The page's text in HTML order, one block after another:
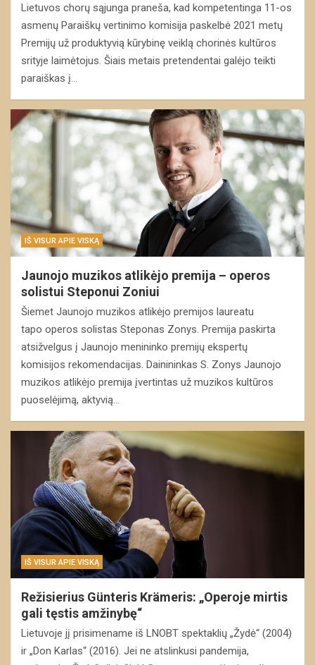
Lietuvos chorų sąjunga praneša, kad kompetentinga 11-os
asmenų Paraiškų vertinimo komisija paskelbė 2021 metų
Premijų už produktyvią kūrybinę veiklą chorinės kultūros
srityje laimėtojus. Šiais metais pretendentai galėjo teikti
paraiškas į…
IŠ VISUR APIE VISKĄ
Jaunojo muzikos atlikėjo premija – operos
solistui Steponui Zoniui
Šiemet Jaunojo muzikos atlikėjo premijos laureatu
tapo operos solistas Steponas Zonys. Premija paskirta
atsižvelgus į Jaunojo menininko premijų ekspertų
komisijos rekomendacijas. Dainininkas S. Zonys Jaunojo
muzikos atlikėjo premija įvertintas už muzikos kultūros
puoselėjimą, aktyvią…
IŠ VISUR APIE VISKĄ
Režisierius Günteris Krämeris: „Operoje mirtis
gali tęstis amžinybę“
Lietuvoje jį prisimename iš LNOBT spektaklių „Žydė“ (2004)
ir „Don Karlas“ (2016). Jei ne atslinkusi pandemija,